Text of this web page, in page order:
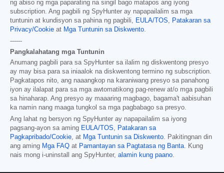
ng abiso ng mga paparating na singil bago matapos ang iyong
subscription. Ang pagbili ng SpyHunter ay napapailalim sa mga
tuntunin at kundisyon sa pahina ng pagbili, EULA/TOS, Patakaran sa
Privacy/Cookie at Mga Tuntunin sa Diskwento.
------
Pangkalahatang mga Tuntunin
Anumang pagbili para sa SpyHunter sa ilalim ng diskwentong presyo
ay may bisa para sa iniaalok na diskwentong termino ng subscription.
Pagkatapos nito, ang naaangkop na karaniwang presyo sa panahong
iyon ay ilalapat para sa mga awtomatikong pag-renew at/o mga pagbili
sa hinaharap. Ang presyo ay maaaring magbago, bagama't aabisuhan
ka namin nang maaga tungkol sa mga pagbabago sa presyo.
Ang lahat ng bersyon ng SpyHunter ay napapailalim sa iyong
pagsang-ayon sa aming EULA/TOS, Patakaran sa
Pagkapribado/Cookie, at Mga Tuntunin sa Diskwento. Pakitingnan din
ang aming Mga FAQ at Pamantayan sa Pagtatasa ng Banta. Kung
nais mong i-uninstall ang SpyHunter, alamin kung paano.